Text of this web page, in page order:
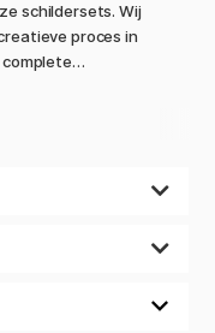
schildersets. Wij
proces in
en
bevat en die
en kleursterkte.
te kunnen